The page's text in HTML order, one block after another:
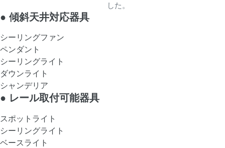
した。
● 傾斜天井対応器具
シーリングファン
ペンダント
シーリングライト
ダウンライト
シャンデリア
● レール取付可能器具
スポットライト
シーリングライト
ベースライト